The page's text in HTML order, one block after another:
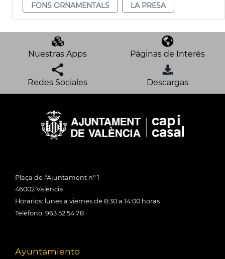
FONS ORNAMENTALS
LA PRESA
Nuestras Apps Páginas de Interés
Redes Sociales Descargas
Plaça de l'Ajuntament nº 1
46002 València
Horarios: lunes a viernes de 8:30 a 14:00 horas
Teléfono: 963 52 54 78
Ayuntamiento